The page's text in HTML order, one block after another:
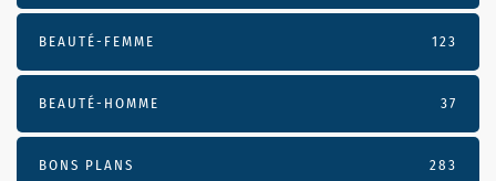
BEAUTÉ-FEMME 123
BEAUTÉ-HOMME 37
BONS PLANS 283